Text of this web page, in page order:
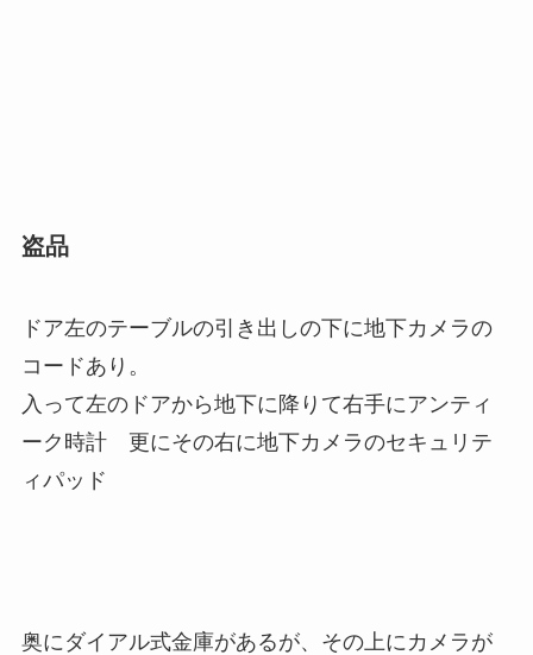
盗品
ドア左のテーブルの引き出しの下に地下カメラの
コードあり。
入って左のドアから地下に降りて右手にアンティ
ーク時計 更にその右に地下カメラのセキュリテ
ィパッド
奥にダイアル式金庫があるが、その上にカメラが